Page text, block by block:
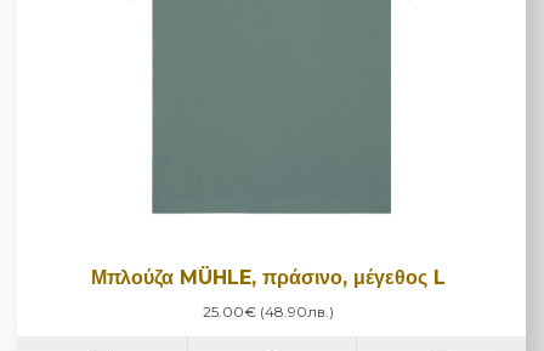
Μπλούζα MÜHLE, πράσινο, μέγεθος L
25.00€ (48.90лв.)